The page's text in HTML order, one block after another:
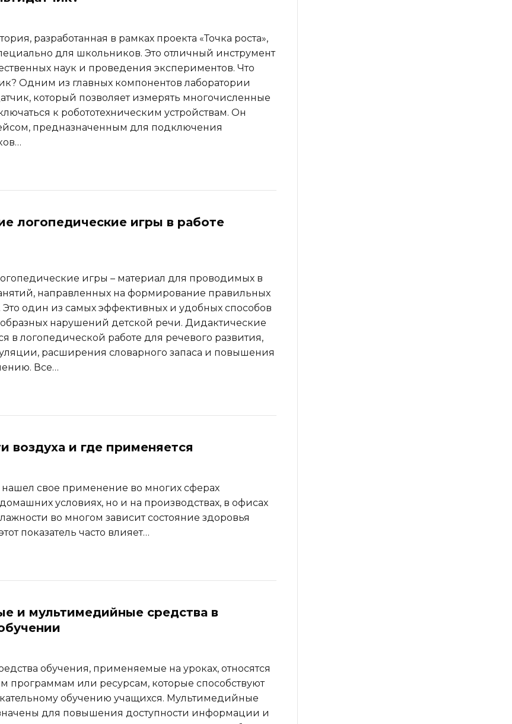
разработанная в рамках проекта «Точка роста»,
для школьников. Это отличный инструмент
наук и проведения экспериментов. Что
Одним из главных компонентов лаборатории
который позволяет измерять многочисленные
к робототехническим устройствам. Он
предназначенным для подключения
логопедические игры в работе
игры – материал для проводимых в
направленных на формирование правильных
Это один из самых эффективных и удобных способов
нарушений детской речи. Дидактические
в логопедической работе для речевого развития,
расширения словарного запаса и повышения
Все…
воздуха и где применяется
свое применение во многих сферах
условиях, но и на производствах, в офисах
во многом зависит состояние здоровья
показатель часто влияет…
и мультимедийные средства в
обучения, применяемые на уроках, относятся
программам или ресурсам, которые способствуют
обучению учащихся. Мультимедийные
для повышения доступности информации и